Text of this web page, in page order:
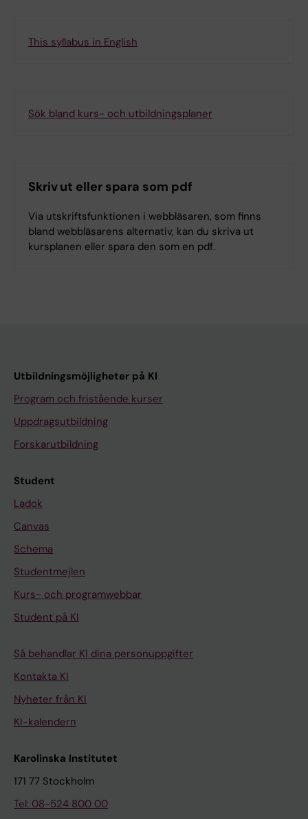
This syllabus in English
Sök bland kurs- och utbildningsplaner
Skriv ut eller spara som pdf
Via utskriftsfunktionen i webbläsaren, som finns
bland webbläsarens alternativ, kan du skriva ut
kursplanen eller spara den som en pdf.
Utbildningsmöjligheter på KI
Program och fristående kurser
Uppdragsutbildning
Forskarutbildning
Student
Ladok
Canvas
Schema
Studentmejlen
Kurs- och programwebbar
Student på KI
Så behandlar KI dina personuppgifter
Kontakta KI
Nyheter från KI
KI-kalendern
Karolinska Institutet
171 77 Stockholm
Tel: 08-524 800 00